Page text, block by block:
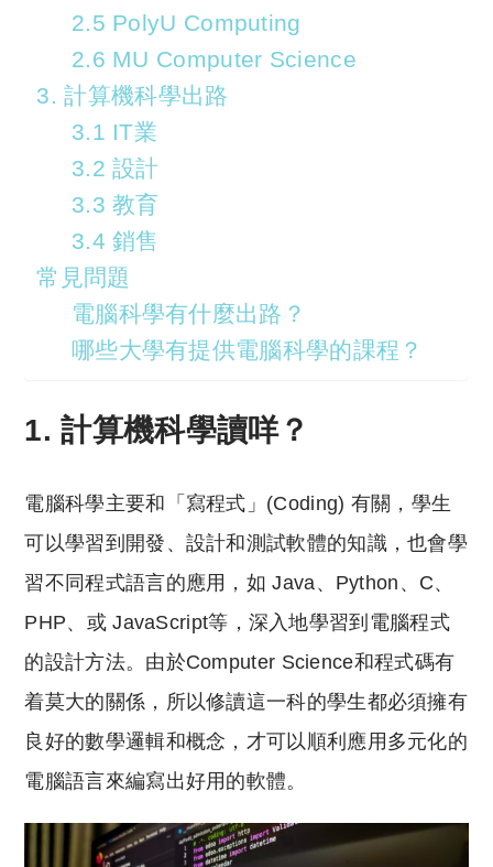
2.5 PolyU Computing
2.6 MU Computer Science
3. 計算機科學出路
3.1 IT業
3.2 設計
3.3 教育
3.4 銷售
常見問題
電腦科學有什麼出路？
哪些大學有提供電腦科學的課程？
1. 計算機科學讀咩？
電腦科學主要和「寫程式」(Coding) 有關，學生
可以學習到開發、設計和測試軟體的知識，也會學
習不同程式語言的應用，如 Java、Python、C、
PHP、或 JavaScript等，深入地學習到電腦程式
的設計方法。由於Computer Science和程式碼有
着莫大的關係，所以修讀這一科的學生都必須擁有
良好的數學邏輯和概念，才可以順利應用多元化的
電腦語言來編寫出好用的軟體。